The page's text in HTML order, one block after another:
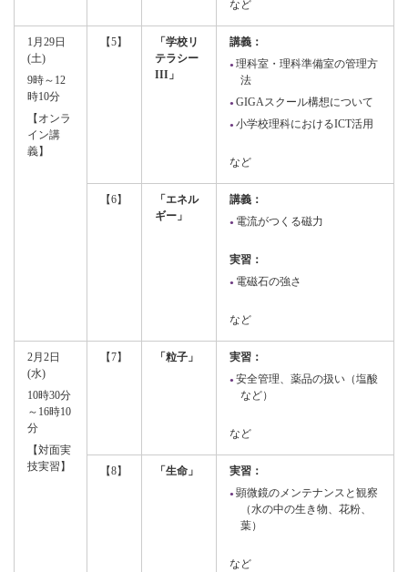
など
1月29日
(土)
9時～12
時10分
【オンラ
イン講
義】
【5】
「学校リ
テラシー
III」
講義：
理科室・理科準備室の管理方
法
GIGAスクール構想について
小学校理科におけるICT活用
など
【6】
「エネル
ギー」
講義：
電流がつくる磁力
実習：
電磁石の強さ
など
2月2日
(水)
10時30分
～16時10
分
【対面実
技実習】
【7】 「粒子」
実習：
安全管理、薬品の扱い（塩酸
など）
など
【8】 「生命」
実習：
顕微鏡のメンテナンスと観察
（水の中の生き物、花粉、
葉）
など